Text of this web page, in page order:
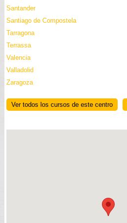
Santander
Santiago de Compostela
Tarragona
Terrassa
Valencia
Valladolid
Zaragoza
Ver todos los cursos de este centro